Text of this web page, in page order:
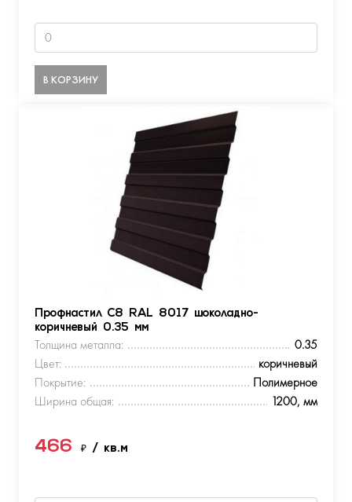
В КОРЗИНУ
Профнастил С8 RAL 8017 шоколадно-
коричневый 0.35 мм
Толщина металла:
0.35
Цвет:
коричневый
Покрытие:
Полимерное
Ширина общая:
1200, мм
466 ₽ / кв.м